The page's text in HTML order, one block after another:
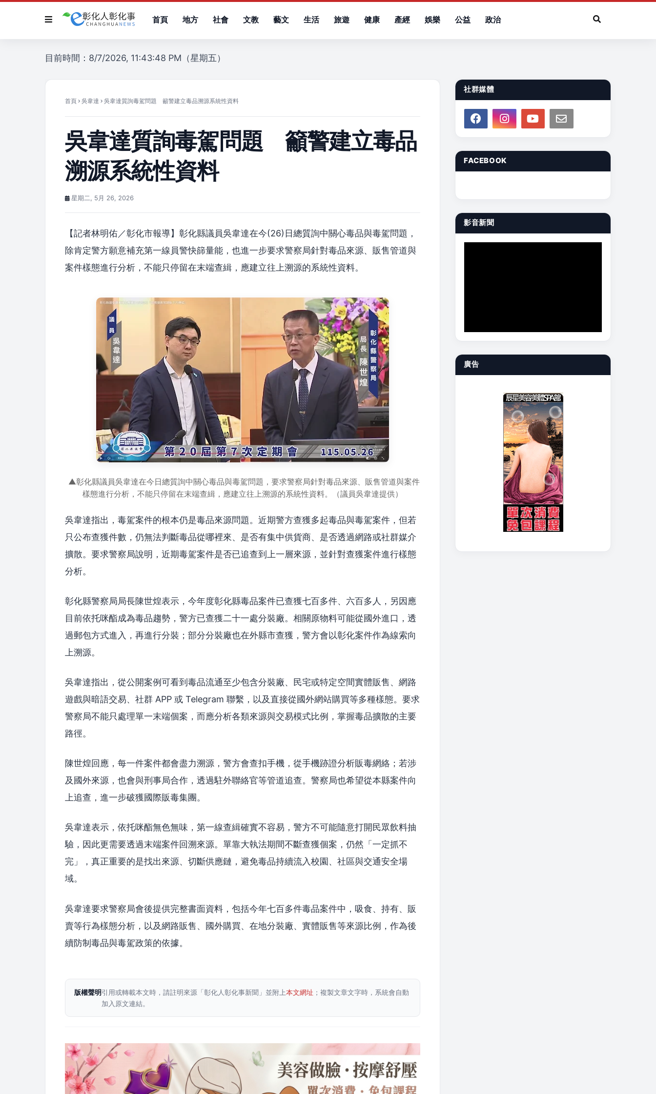
首頁 地方 社會 文教 藝文 生活 旅遊 健康 產經 娛樂 公益 政治
目前時間：8/7/2026, 11:43:48 PM（星期五）
首頁 吳韋達 吳韋達質詢毒駕問題 籲警建立毒品溯源系統性資料
吳韋達質詢毒駕問題 籲警建立毒品
溯源系統性資料
星期二, 5月 26, 2026
【記者林明佑／彰化市報導】彰化縣議員吳韋達在今(26)日總質詢中關心毒品與毒駕問題，
除肯定警方願意補充第一線員警快篩量能，也進一步要求警察局針對毒品來源、販售管道與
案件樣態進行分析，不能只停留在末端查緝，應建立往上溯源的系統性資料。
▲彰化縣議員吳韋達在今日總質詢中關心毒品與毒駕問題，要求警察局針對毒品來源、販售管道與案件
樣態進行分析，不能只停留在末端查緝，應建立往上溯源的系統性資料。（議員吳韋達提供）
吳韋達指出，毒駕案件的根本仍是毒品來源問題。近期警方查獲多起毒品與毒駕案件，但若
只公布查獲件數，仍無法判斷毒品從哪裡來、是否有集中供貨商、是否透過網路或社群媒介
擴散。要求警察局說明，近期毒駕案件是否已追查到上一層來源，並針對查獲案件進行樣態
分析。
彰化縣警察局局長陳世煌表示，今年度彰化縣毒品案件已查獲七百多件、六百多人，另因應
目前依托咪酯成為毒品趨勢，警方已查獲二十一處分裝廠。相關原物料可能從國外進口，透
過郵包方式進入，再進行分裝；部分分裝廠也在外縣市查獲，警方會以彰化案件作為線索向
上溯源。
吳韋達指出，從公開案例可看到毒品流通至少包含分裝廠、民宅或特定空間實體販售、網路
遊戲與暗語交易、社群 APP 或 Telegram 聯繫，以及直接從國外網站購買等多種樣態。要求
警察局不能只處理單一末端個案，而應分析各類來源與交易模式比例，掌握毒品擴散的主要
路徑。
陳世煌回應，每一件案件都會盡力溯源，警方會查扣手機，從手機跡證分析販毒網絡；若涉
及國外來源，也會與刑事局合作，透過駐外聯絡官等管道追查。警察局也希望從本縣案件向
上追查，進一步破獲國際販毒集團。
吳韋達表示，依托咪酯無色無味，第一線查緝確實不容易，警方不可能隨意打開民眾飲料抽
驗，因此更需要透過末端案件回溯來源。單靠大執法期間不斷查獲個案，仍然「一定抓不
完」，真正重要的是找出來源、切斷供應鏈，避免毒品持續流入校園、社區與交通安全場
域。
吳韋達要求警察局會後提供完整書面資料，包括今年七百多件毒品案件中，吸食、持有、販
賣等行為樣態分析，以及網路販售、國外購買、在地分裝廠、實體販售等來源比例，作為後
續防制毒品與毒駕政策的依據。
版權聲明引用或轉載本文時，請註明來源「彰化人彰化事新聞」並附上本文網址 ；複製文章文字時，系統會自動
加入原文連結。
社群媒體
FACEBOOK
影音新聞
廣告